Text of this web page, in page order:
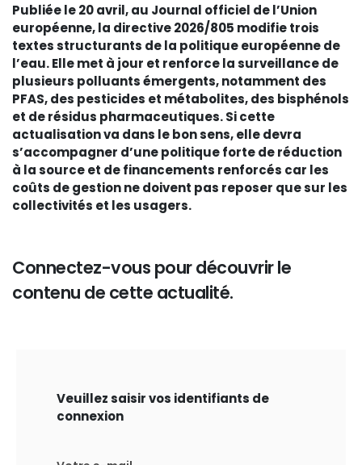
Publiée le 20 avril, au Journal officiel de l’Union
européenne, la directive 2026/805 modifie trois
textes structurants de la politique européenne de
l’eau. Elle met à jour et renforce la surveillance de
plusieurs polluants émergents, notamment des
PFAS, des pesticides et métabolites, des bisphénols
et de résidus pharmaceutiques. Si cette
actualisation va dans le bon sens, elle devra
s’accompagner d’une politique forte de réduction
à la source et de financements renforcés car les
coûts de gestion ne doivent pas reposer que sur les
collectivités et les usagers.
Connectez-vous pour découvrir le
contenu de cette actualité.
Veuillez saisir vos identifiants de
connexion